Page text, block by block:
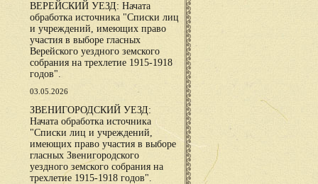
ВЕРЕЙСКИЙ УЕЗД: Начата
обработка источника "Списки лиц
и учреждений, имеющих право
участия в выборе гласных
Верейского уездного земского
собрания на трехлетие 1915-1918
годов".
03.05.2026
ЗВЕНИГОРОДСКИЙ УЕЗД:
Начата обработка источника
"Списки лиц и учреждений,
имеющих право участия в выборе
гласных Звенигородского
уездного земского собрания на
трехлетие 1915-1918 годов".